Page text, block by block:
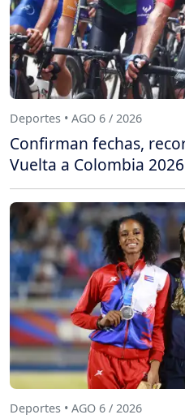
Deportes • AGO 6 / 2026
Confirman fechas,
Vuelta a Colombia 2026
Deportes • AGO 6 / 2026